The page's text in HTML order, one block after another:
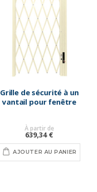
Grille de sécurité à un
vantail pour fenêtre
À partir de
639,34 €
AJOUTER AU PANIER